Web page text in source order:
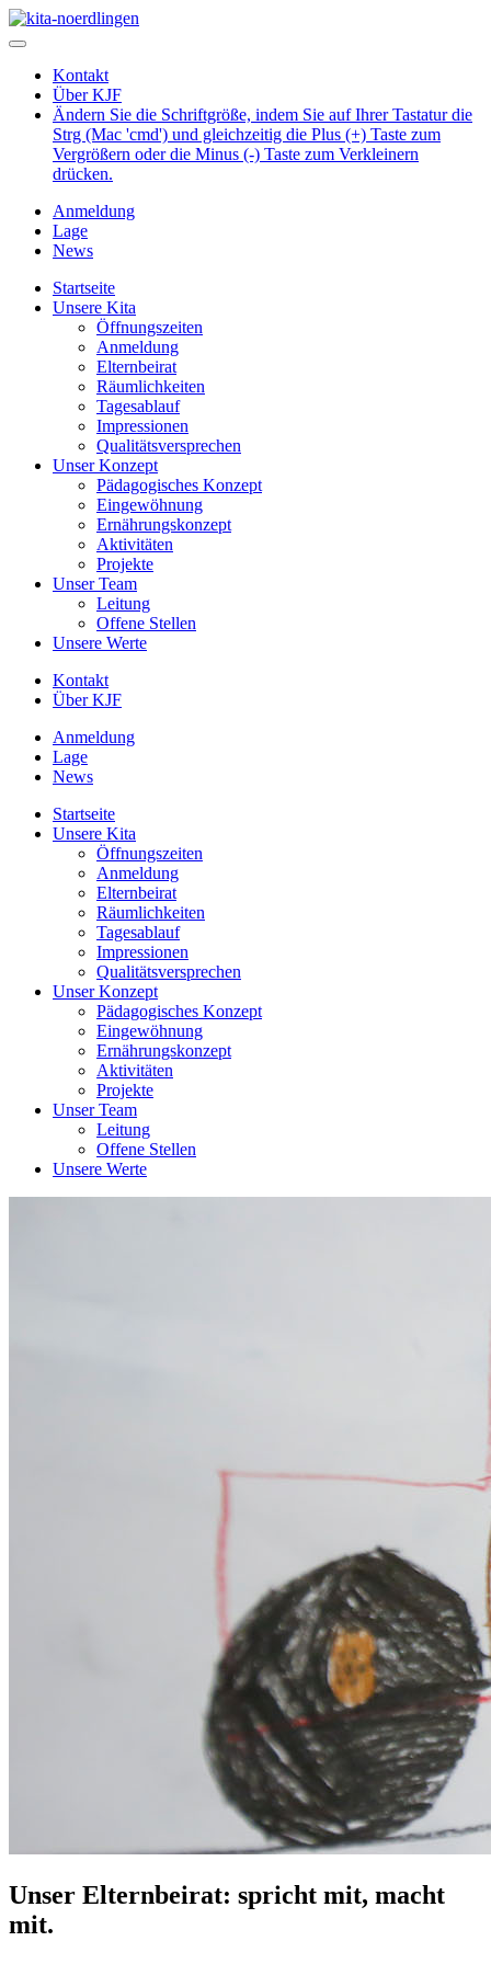
Kontakt
Über KJF
Ändern Sie die Schriftgröße, indem Sie auf Ihrer Tastatur die
Strg (Mac 'cmd') und gleichzeitig die Plus (+) Taste zum
Vergrößern oder die Minus (-) Taste zum Verkleinern
drücken.
Anmeldung
Lage
News
Startseite
Unsere Kita
Öffnungszeiten
Anmeldung
Elternbeirat
Räumlichkeiten
Tagesablauf
Impressionen
Qualitätsversprechen
Unser Konzept
Pädagogisches Konzept
Eingewöhnung
Ernährungskonzept
Aktivitäten
Projekte
Unser Team
Leitung
Offene Stellen
Unsere Werte
Kontakt
Über KJF
Anmeldung
Lage
News
Startseite
Unsere Kita
Öffnungszeiten
Anmeldung
Elternbeirat
Räumlichkeiten
Tagesablauf
Impressionen
Qualitätsversprechen
Unser Konzept
Pädagogisches Konzept
Eingewöhnung
Ernährungskonzept
Aktivitäten
Projekte
Unser Team
Leitung
Offene Stellen
Unsere Werte
Unser Elternbeirat: spricht mit, macht
mit.